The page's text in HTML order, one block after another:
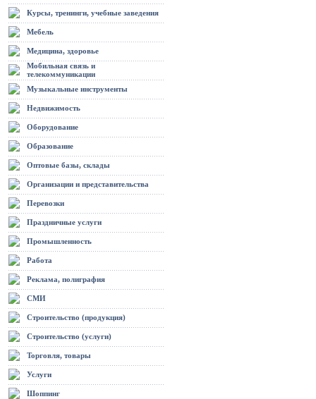
Курсы, тренинги, учебные заведения
Мебель
Медицина, здоровье
Мобильная связь и
телекоммуникации
Музыкальные инструменты
Недвижимость
Оборудование
Образование
Оптовые базы, склады
Организации и представительства
Перевозки
Праздничные услуги
Промышленность
Работа
Реклама, полиграфия
СМИ
Строительство (продукция)
Строительство (услуги)
Торговля, товары
Услуги
Шоппинг